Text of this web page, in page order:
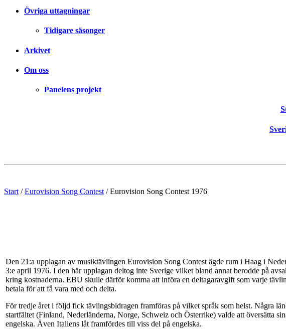
Övriga uttagningar
Tidigare säsonger
Arkivet
Om oss
Panelens projekt
Start / Eurovision Song Contest / Eurovision Song Contest 1976
Den 21:a upplagan av musiktävlingen Eurovision Song Contest ägde rum i Haag i
3:e april 1976. I den här upplagan deltog inte Sverige vilket bland annat berodde på
kring kostnaderna. EBU skulle därför komma att införa en deltagaravgift som varje
betala för att få vara med och delta.
För tredje året i följd fick tävlingsbidragen framföras på vilket språk som helst. Några
startfältet (Finland, Nederländerna, Norge, Schweiz och Österrike) valde att översätta
engelska. Även Italiens låt framfördes till viss del på engelska.